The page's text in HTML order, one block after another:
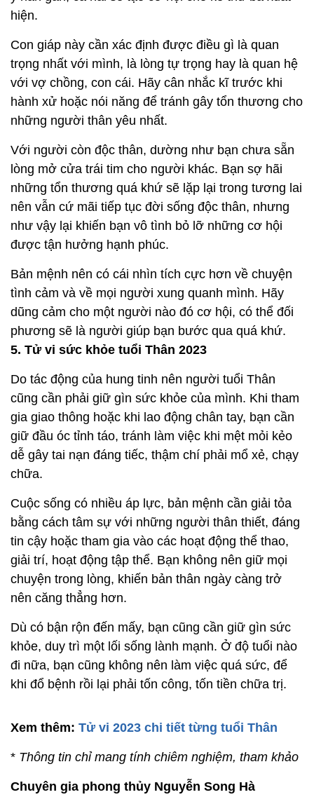
hiện.
Con giáp này cần xác định được điều gì là quan
trọng nhất với mình, là lòng tự trọng hay là quan hệ
với vợ chồng, con cái. Hãy cân nhắc kĩ trước khi
hành xử hoặc nói năng để tránh gây tổn thương cho
những người thân yêu nhất.
Với người còn độc thân, dường như bạn chưa sẵn
lòng mở cửa trái tim cho người khác. Bạn sợ hãi
những tổn thương quá khứ sẽ lặp lại trong tương lai
nên vẫn cứ mãi tiếp tục đời sống độc thân, nhưng
như vậy lại khiến bạn vô tình bỏ lỡ những cơ hội
được tận hưởng hạnh phúc.
Bản mệnh nên có cái nhìn tích cực hơn về chuyện
tình cảm và về mọi người xung quanh mình. Hãy
dũng cảm cho một người nào đó cơ hội, có thể đối
phương sẽ là người giúp bạn bước qua quá khứ.
5. Tử vi sức khỏe tuổi Thân 2023
Do tác động của hung tinh nên người tuổi Thân
cũng cần phải giữ gìn sức khỏe của mình. Khi tham
gia giao thông hoặc khi lao động chân tay, bạn cần
giữ đầu óc tỉnh táo, tránh làm việc khi mệt mỏi kẻo
dễ gây tai nạn đáng tiếc, thậm chí phải mổ xẻ, chạy
chữa.
Cuộc sống có nhiều áp lực, bản mệnh cần giải tỏa
bằng cách tâm sự với những người thân thiết, đáng
tin cậy hoặc tham gia vào các hoạt động thể thao,
giải trí, hoạt động tập thể. Bạn không nên giữ mọi
chuyện trong lòng, khiến bản thân ngày càng trở
nên căng thẳng hơn.
Dù có bận rộn đến mấy, bạn cũng cần giữ gìn sức
khỏe, duy trì một lối sống lành mạnh. Ở độ tuổi nào
đi nữa, bạn cũng không nên làm việc quá sức, để
khi đổ bệnh rồi lại phải tốn công, tốn tiền chữa trị.
Xem thêm: Tử vi 2023 chi tiết từng tuổi Thân
* Thông tin chỉ mang tính chiêm nghiệm, tham khảo
Chuyên gia phong thủy Nguyễn Song Hà